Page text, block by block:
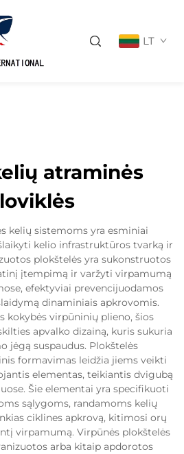
LT
atraminės
kelių sistemoms yra esminiai
kelio infrastruktūros tvarką ir
plokštelės yra sukonstruotos
įtempimą ir varžyti virpamumą
efektyviai prevencijuodamos
dinaminiais apkrovomis.
kokybės virpūninių plieno, šios
apvalko dizainą, kuris sukuria
jėgą suspaudus. Plokštelės
formavimas leidžia jiems veikti
elementas, teikiantis dvigubą
Šie elementai yra specifikuoti
sąlygoms, randamoms kelių
ciklines apkrovą, kitimosi orų
virpamumą. Virpūnės plokštelės
arba kitaip apdorotos